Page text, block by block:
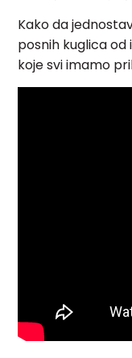
Kako da
posnih kuglica
koje svi imamo